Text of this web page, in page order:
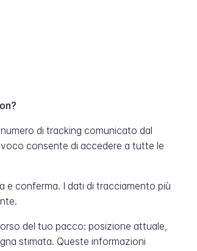
di tracking comunicato dal
consente di accedere a tutte le
e conferma. I dati di tracciamento più
del tuo pacco: posizione attuale,
stimata. Queste informazioni